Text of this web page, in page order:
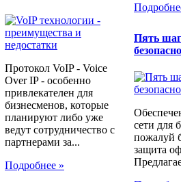
Протокол VoIP - Voice
Over IP - особенно
привлекателен для
бизнесменов, которые
планируют либо уже
ведут сотрудничество с
партнерами за...
Подробнее »
Пять
сети для
пожалуй
защита